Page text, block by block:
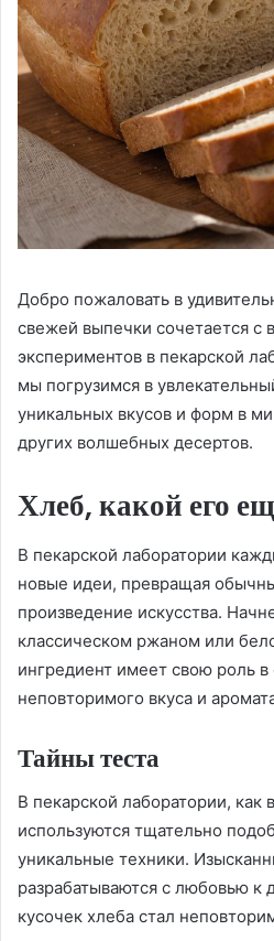
Добро пожаловать в
свежей выпечки сочетается с
экспериментов в пекарской
мы погрузимся в
уникальных вкусов и форм в
других волшебных десертов.
Хлеб, какой его
В пекарской лаборатории
новые идеи, превращая
произведение искусства.
классическом ржаном или
ингредиент имеет свою роль в
неповторимого вкуса и
Тайны теста
В пекарской лаборатории, как
используются тщательно
уникальные техники.
разрабатываются с любовью к
кусочек хлеба стал